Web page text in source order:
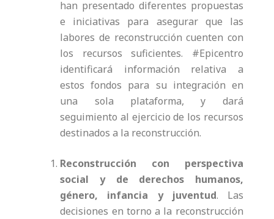
han presentado diferentes propuestas
e iniciativas para asegurar que las
labores de reconstrucción cuenten con
los recursos suficientes. #Epicentro
identificará información relativa a
estos fondos para su integración en
una sola plataforma, y dará
seguimiento al ejercicio de los recursos
destinados a la reconstrucción.
Reconstrucción con perspectiva
social y de derechos humanos,
género, infancia y juventud. Las
decisiones en torno a la reconstrucción